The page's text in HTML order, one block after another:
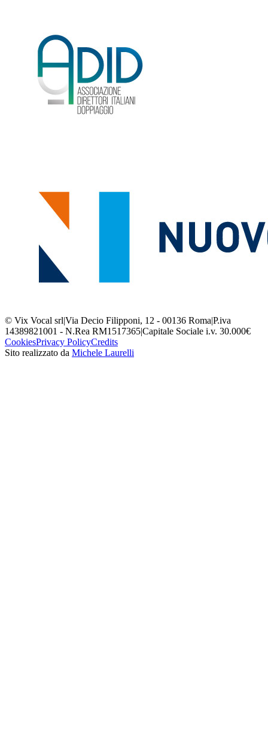
© Vix Vocal srl|Via Decio Filipponi, 12 - 00136 Roma|P.iva
14389821001 - N.Rea RM1517365|Capitale Sociale i.v. 30.000€
CookiesPrivacy PolicyCredits
Sito realizzato da Michele Laurelli